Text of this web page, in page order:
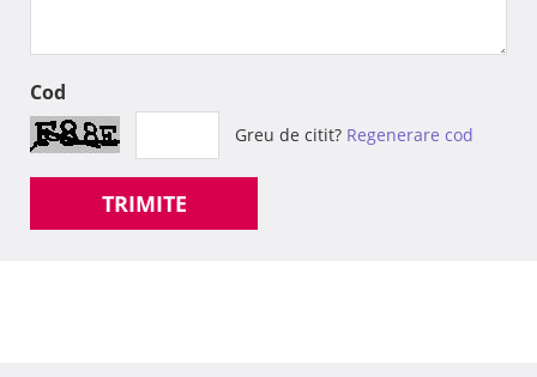
Cod
Greu de citit? Regenerare cod
TRIMITE